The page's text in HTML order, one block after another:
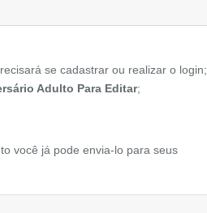
se cadastrar ou realizar o login;
Adulto Para Editar;
você já pode envia-lo para seus